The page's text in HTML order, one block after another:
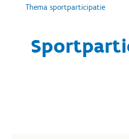
Thema sportparticipatie